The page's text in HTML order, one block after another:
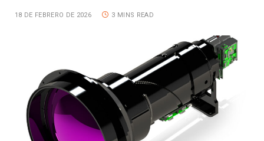
18 DE FEBRERO DE 2026 3 MINS READ